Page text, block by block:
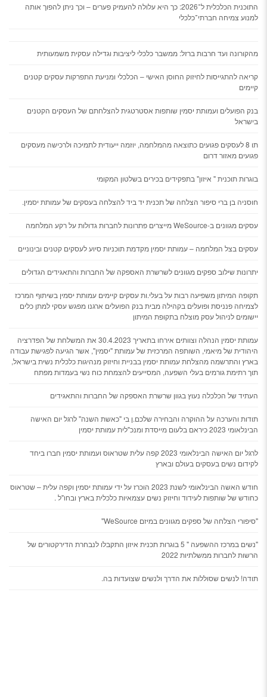
התוכנית הכלכלית ל־2026: כך היא עלולה להעמיק פערים – וכך ניתן להפוך אותה
למנוע צמיחה חברתי־כלכלי
מהקורונה ועד חרבות ברזל: ממשבר כלכלי ליציבות וגדילה עסקית משמעותית
קריאה להתגייסות לחיזוק החוסן האישי – הכלכלי ומניעת התפרקות עסקים קטנים
קיימים
בנק הפועלים ועמותת יסמין שותפות אסטרטגית להצלחתם של העסקים הקטנים
בישראל
תו 8 לעסקים פגועים כתוצאה מהמלחמה, יוזמה ייעודית לתמיכה ולרכישה מעסקים
פגועים מאזור דרום
בוגרות תוכנית " איזון" בתפקידים בכירים בשלטון המקומי
חוסניה בן ברי סיפור הצלחה של תכנית יד ביד להצלחה בעסקים של עמותת יסמין.
עסקים מגוונים ב-WeSource מייצרים פתרונות לחברות גדולות על רקע המלחמה
עסקים בצל המלחמה – עמותת יסמין מקדמת תוכניות סיוע לעסקים קטנים ובינוניים
יתרונות שילוב ספקים מגוונים לשרשרת האספקה של החברות והתאגידים הגדולים
תקופה המיתון משפיעה רבות על בעלי.ות עסקים קיימים עמותת יסמין בשיתוף המרכז
לצמיחה פנניסת ופועלים בקהילה מבית בנק הפועלים ארגנו מפגש עסקי למתן כלים
יישומים לניהול עסק מוצלח בתקופת המיתון
עמותת יסמין הנהלה וצוותים אירחו בתאריך 30.4.2023 את המשלחת של הפדרציה
היהודית של מיאמי, השותפה המרכזית של עמותת "יסמין", אשר הגיעה לפגישת עבודה
בארץ והתרשמה מהצלחת עמותת יסמין בבניית וחיזוק מנהיגות כלכלית נשית בישראל,
תוך רתימת גורמים בעלי השפעה, המסייעים להצמחת כוח נשי בעמדות מפתח
העתיד של הכלכלה נעוץ בגוון שרשרת האספקה של החברות והתאגידים
תודות והערכה על ההוקרה והבחירה שלכם.ן בי "כאשת השנה" לרגל יום האישה
הבינלאומי 2023 כיראם בלעום מייסדת ומנכ"לית עמותת יסמין
לרגל יום האישה הבינלאומי 2023 קפה עלית שטראוס ועמותת יסמין חברו ביחד
לקידום נשים בעסקים בעולם ובארץ
חודש האשה הבינלאומי לשנת 2023 הוכרז על ידי עמותת יסמין וקפה עלית – שטראוס
כחודש של שותפות לעידוד וחיזוק נשים עצמאיות כלכלית בארץ ובחו"ל .
"סיפורי הצלחה של ספקים מגוונים במיזם WeSource"
"נשים במרכז ההשפעה " 5 בוגרות תכנית איזון התקבלו לנבחרת הדירקטורים של
הרשות לחברות ממשלתיות 2022
תודה! לנשים שסוללות את הדרך ולנשים שצועדות בה.